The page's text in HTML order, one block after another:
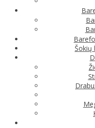
Šokių